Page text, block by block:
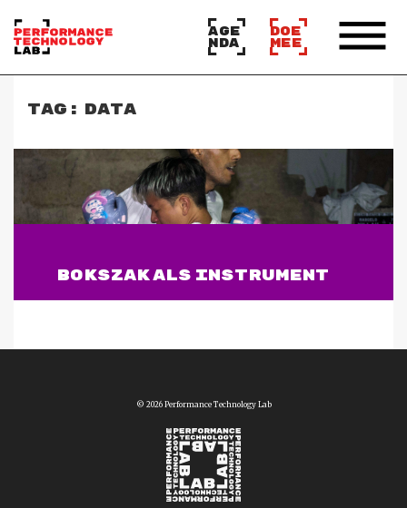
AGE
NDA
DOE
MEE
TAG: DATA
BOKSZAK ALS INSTRUMENT
© 2026 Performance Technology Lab